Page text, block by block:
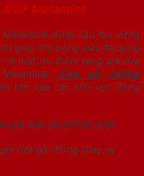
Melamine
được cấu tạo vững
gian. Với bảng màu đa dạng
là một ưu điểm sáng giá cửa
Cửa gỗ chống
lớn vào các khu vực đông
cửa gỗ chống cháy uy